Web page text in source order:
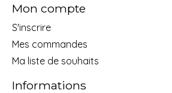
Mon compte
S'inscrire
Mes commandes
Ma liste de souhaits
Informations